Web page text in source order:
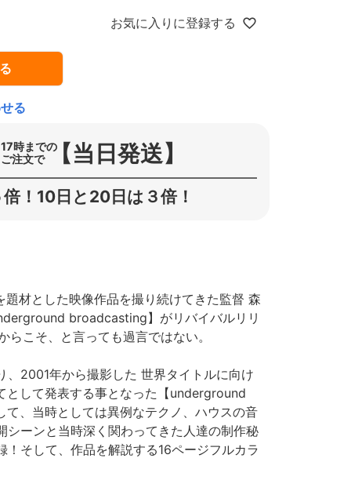
お気に入りに登録する
る
17時までの
ご注文で 【当日発送】
！10日と20日は３倍！
材とした映像作品を撮り続けてきた監督 森
broadcasting】がリバイバルリリ
こそ、と言っても過言ではない。
、2001年から撮影した 世界タイトルに向け
として発表する事となった【underground
、当時としては異例なテクノ、ハウスの音
ーンと当時深く関わってきた人達の制作秘
そして、作品を解説する16ページフルカラ